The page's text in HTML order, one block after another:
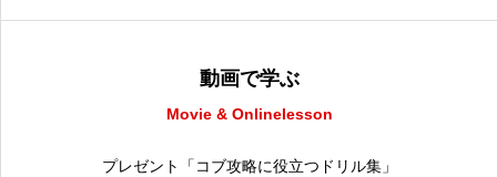
動画で学ぶ
Movie & Onlinelesson
プレゼント「コブ攻略に役立つドリル集」